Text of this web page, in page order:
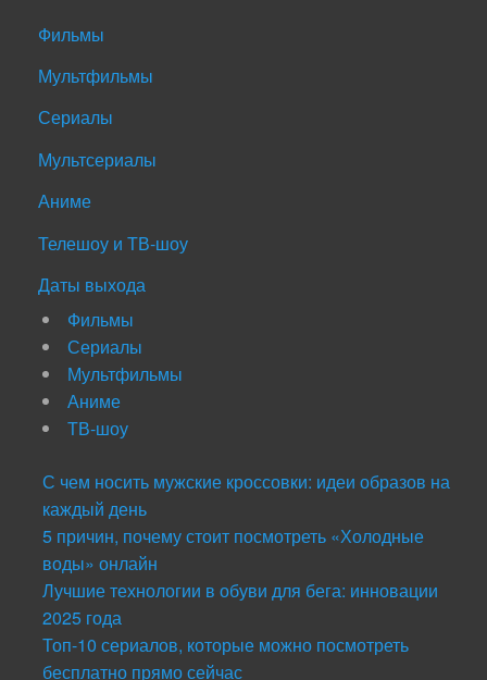
Фильмы
Мультфильмы
Сериалы
Мультсериалы
Аниме
Телешоу и ТВ-шоу
Даты выхода
Фильмы
Сериалы
Мультфильмы
Аниме
ТВ-шоу
С чем носить мужские кроссовки: идеи образов на
каждый день
5 причин, почему стоит посмотреть «Холодные
воды» онлайн
Лучшие технологии в обуви для бега: инновации
2025 года
Топ-10 сериалов, которые можно посмотреть
бесплатно прямо сейчас